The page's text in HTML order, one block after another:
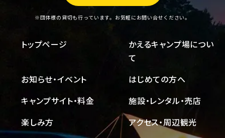
※団体様の貸切も行っています。お気軽にお問い合せください。
トップページ
かえるキャンプ場につい
て
お知らせ・イベント
はじめての方へ
キャンプサイト・料金
施設・レンタル・売店
楽しみ方
アクセス・周辺観光